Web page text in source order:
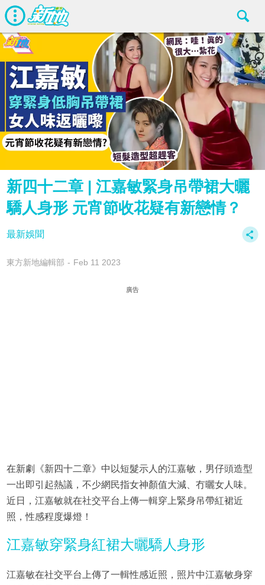
新四十二章 | 江嘉敏緊身吊帶裙大曬
驕人身形 元宵節收花疑有新戀情？
最新娛聞
東方新地編輯部 Feb 11 2023
廣告
在新劇《新四十二章》中以短髮示人的江嘉敏，男仔頭造型
一出即引起熱議，不少網民指女神顏值大減、冇曬女人味。
近日，江嘉敏就在社交平台上傳一輯穿上緊身吊帶紅裙近
照，性感程度爆燈！
江嘉敏穿緊身紅裙大曬驕人身形
江嘉敏在社交平台上傳了一輯性感近照，照片中江嘉敏身穿